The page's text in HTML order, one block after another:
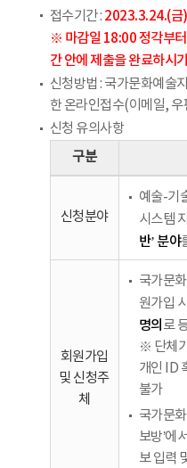
접수기간 : 2023.3.24.(금
※ 마감일 18:00 정각부터
간 안에 제출을 완료하시
신청방법 : 국가문화예
한 온라인접수(이메일,
신청 유의사항
구분
신청분야
예술-기
시스템
반’ 분야
회원가입
및 신청주
체
국가문
원가입
명의 로
※ 단체
개인 ID
불가
국가문
보방’에
보 입력